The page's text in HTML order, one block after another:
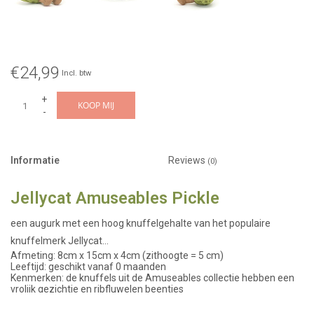
€24,99 Incl. btw
+
-
KOOP MIJ
Informatie Reviews (0)
Jellycat Amuseables Pickle
een augurk met een hoog knuffelgehalte van het populaire
knuffelmerk Jellycat...
Afmeting: 8cm x 15cm x 4cm (zithoogte = 5 cm)
Leeftijd: geschikt vanaf 0 maanden
Kenmerken: de knuffels uit de Amuseables collectie hebben een
vrolijk gezichtje en ribfluwelen beentjes